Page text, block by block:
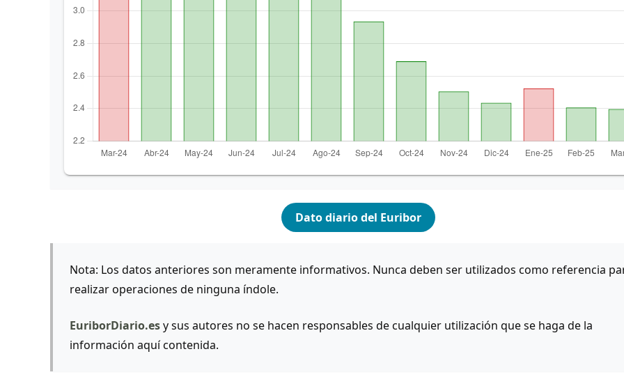
Dato diario del Euribor
Nota: Los datos anteriores son meramente informativos. Nunca deben ser utilizados como referencia
realizar operaciones de ninguna índole.
EuriborDiario.esy sus autores no se hacen responsables de cualquier utilización que se haga de la
información aquí contenida.